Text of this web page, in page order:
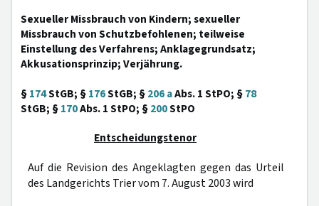
Sexueller Missbrauch von Kindern; sexueller
Missbrauch von Schutzbefohlenen; teilweise
Einstellung des Verfahrens; Anklagegrundsatz;
Akkusationsprinzip; Verjährung.
§174StGB; §176StGB; §206 aAbs. 1 StPO; §78
StGB; §170Abs. 1 StPO; §200StPO
Entscheidungstenor
Auf die Revision des Angeklagten gegen das Urteil
des Landgerichts Trier vom 7. August 2003 wird